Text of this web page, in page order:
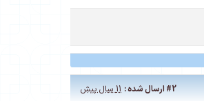
#2ارسال شده : 11 سال پیش